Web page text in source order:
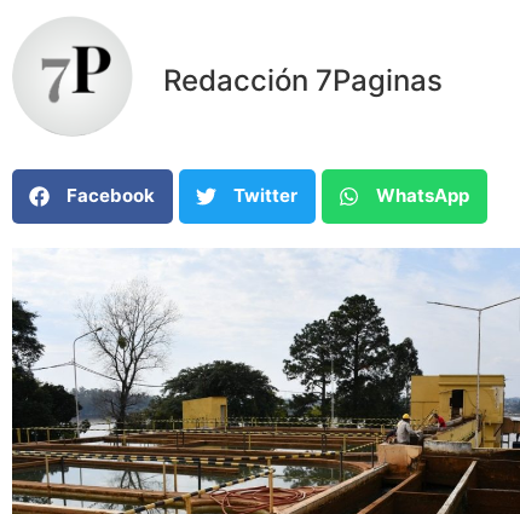
Redacción 7Paginas
Facebook Twitter WhatsApp